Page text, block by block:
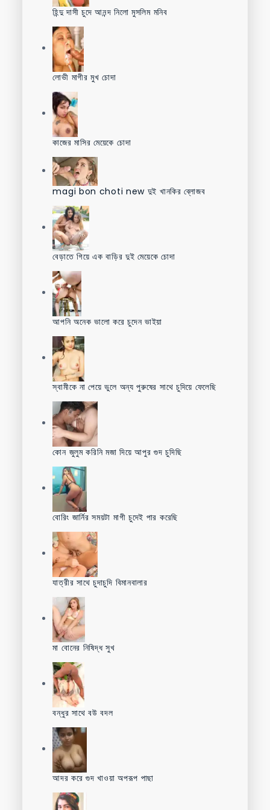
হিন্দু দাসী চুদে আনন্দ নিলো মুসলিম মনিব
লোভী মাগীর মুখ চোদা
কাজের মাসির মেয়েকে চোদা
magi bon choti new দুই খানকির ব্লোজব
বেড়াতে গিয়ে এক বাড়ির দুই মেয়েকে চোদা
আপনি অনেক ভালো করে চুদেন ভাইয়া
স্বামীকে না পেয়ে ভুলে অন্য পুরুষের সাথে চুদিয়ে ফেলেছি
কোন জুলুম করিনি মজা দিয়ে আপুর গুদ চুদিছি
বোরিং জার্নির সময়টা মাগী চুদেই পার করেছি
যাত্রীর সাথে চুদাচুদি বিমানবালার
মা বোনের নিষিদ্ধ সুখ
বন্ধুর সাথে বউ বদল
আদর করে গুদ খাওয়া অপরূপ পাছা